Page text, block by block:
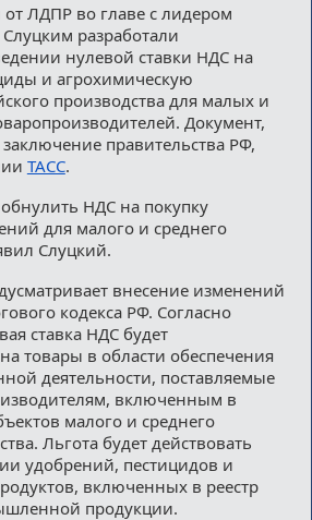
Контакты
ЛДПР во главе с лидером
разработали
нулевой ставки НДС на
и агрохимическую
производства для малых и
Документ,
правительства РФ,
ТАСС.
НДС на покупку
для малого и среднего
Слуцкий.
внесение изменений
кодекса РФ. Согласно
ставка НДС будет
товары в области обеспечения
деятельности, поставляемые
включенным в
малого и среднего
Льгота будет действовать
удобрений, пестицидов и
включенных в реестр
продукции.